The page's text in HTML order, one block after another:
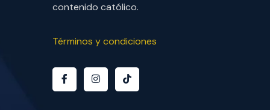
contenido católico.
Términos y condiciones